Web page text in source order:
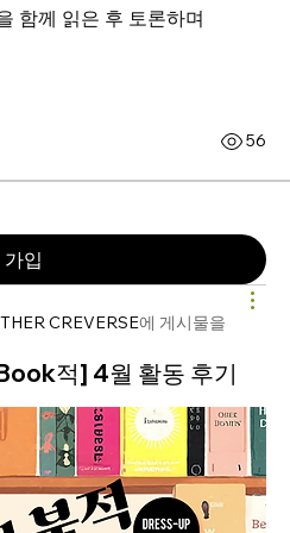
함께 읽은 후 토론하며
56
가입
CREVERSE에 게시물을
적] 4월 활동 후기